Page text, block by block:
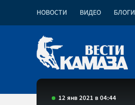
НОВОСТИ ВИДЕО БЛОГИ
12 янв 2021 в 04:44